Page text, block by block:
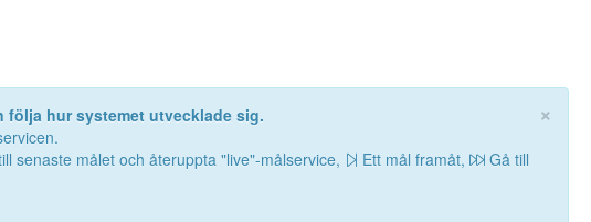
×
följa hur systemet utvecklade sig.
senaste målet och återuppta "live"-målservice, Ett mål framåt,
Gå till